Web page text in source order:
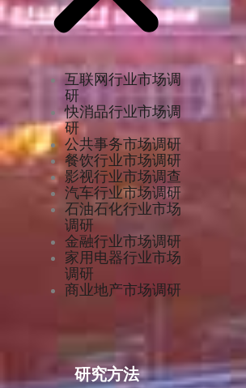
互联网行业市场调
研
快消品行业市场调
研
公共事务市场调研
餐饮行业市场调研
影视行业市场调查
汽车行业市场调研
石油石化行业市场
调研
金融行业市场调研
家用电器行业市场
调研
商业地产市场调研
研究方法